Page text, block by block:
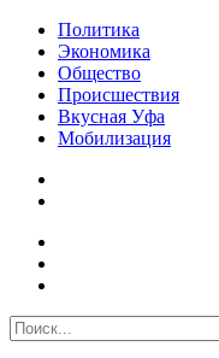
Политика
Экономика
Общество
Происшествия
Вкусная Уфа
Мобилизация